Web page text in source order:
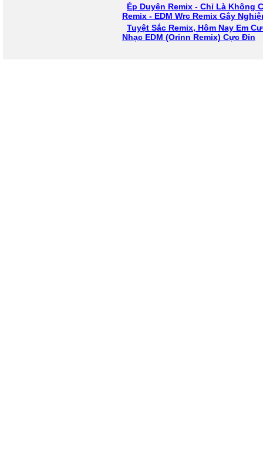
Ép Duyên Remix - Chỉ Là Không
Remix - EDM Wrc Remix Gây
Tuyệt Sắc Remix, Hôm Nay Em
Nhạc EDM (Orinn Remix) Cực Đỉn